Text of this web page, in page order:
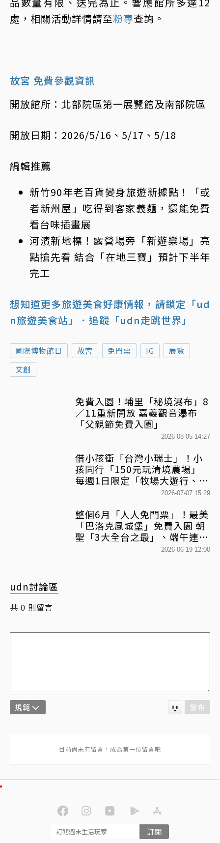
處，相關活動詳情請至粉專查詢。
故宮 免費參觀資訊
開放館所：北部院區第一展覽館及南部院區
開放日期：2026/5/16、5/17、5/18
編輯推薦
新竹90年老百貨變身旅遊新據點！「或
者新州屋」吃得到客家義麵，還能免費
看台味插畫展
河濱新地標！露營場旁「新遊樂場」亮
點搶先看 結合「在地三寶」預計下半年
完工
想知道更多旅遊美食好康情報，請鎖定「ud
n旅遊美食站」
．追蹤「udn走跳世界」
國際博物館日 故宮 免門票 IG
展覽
文創
免費入園！埔里「秘境瀑布」8
／11重新開放 嘉義觀音瀑布
「父親節免費入園」
2026-08-05 14:27
借小孩衝「台灣小瑞士」！小
孩同行「150元玩清境農場」
每週1日限定「牧場大遊行、小
羊照相館」系列活動1次看
2026-07-07 15:29
整個6月「人人免門票」！最美
「巴洛克風城堡」免費入園 朝
聖「3大全台之最」、端午連假
加碼「陸上龍舟賽」統統有獎
2026-06-19 12:00
udn討論區
共 0 則留言
規範 發布
訂閱